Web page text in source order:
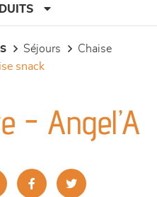
séjours
chaise
snack
- Angel’A